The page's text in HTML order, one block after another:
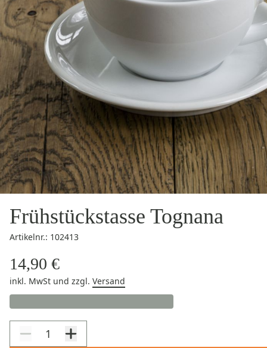
Frühstückstasse Tognana
Artikelnr.: 102413
14,90 €
inkl. MwSt und zzgl. Versand